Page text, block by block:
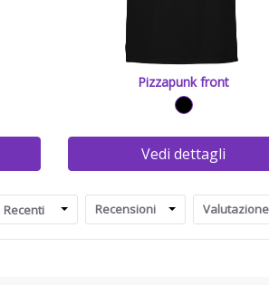
Pizzapunk front
Vedi dettagli
Valutazione
Recensioni
Recenti